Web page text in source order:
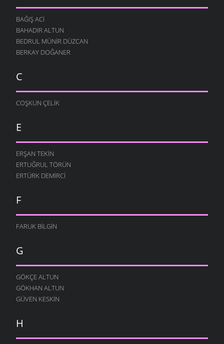
BAĞIŞ ACI
BAHADIR ALTUN
BEDRUL MÜNIR DÜZCAN
BERKAY DOĞANER
C
COŞKUN ÇELIK
E
ERŞAN TEKIN
ERTUĞRUL TÖRÜN
ERTÜRK DEMIRCI
F
FARUK BILGIN
G
GÖKÇE ALTUN
GÖKHAN ALTUN
GÜVEN KESKIN
H